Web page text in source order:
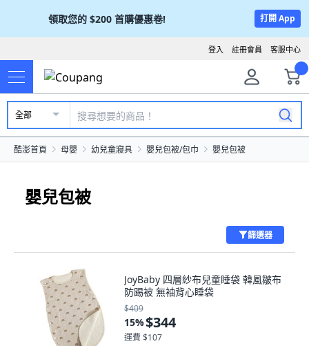
領取您的 $200 首購優惠卷! 打開 App
客服中心
註冊會員
登入
全部
酷澎首頁 母嬰 幼兒童寢具 嬰兒包被/包巾 嬰兒包被
嬰兒包被
篩選器
JoyBaby 四層紗布兒童睡袋 韓風皺布
防踢被 無袖背心睡袋
$409
15%$344
運費 $107